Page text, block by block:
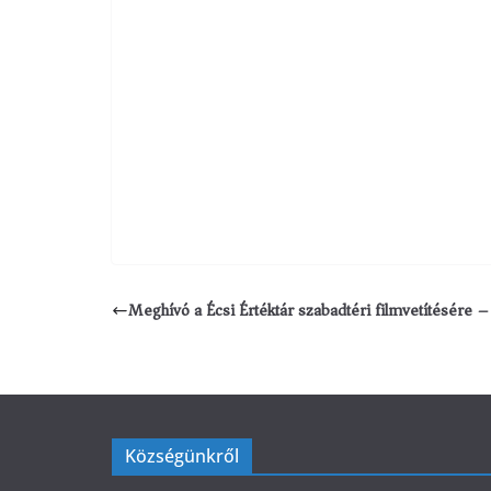
Meghívó a Écsi Értéktár szabadtéri filmvetítésére
Községünkről